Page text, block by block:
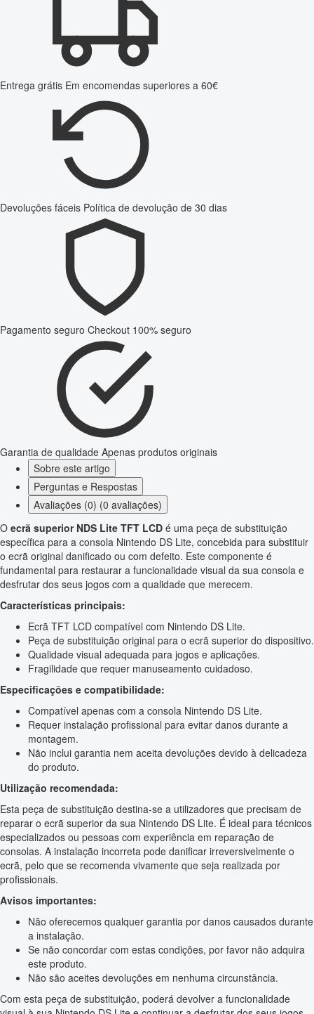
Entrega grátis Em encomendas superiores a 60€
Devoluções fáceis Política de devolução de 30 dias
Pagamento seguro Checkout 100% seguro
Garantia de qualidade Apenas produtos originais
Sobre este artigo
Perguntas e Respostas
Avaliações (0) (0 avaliações)
O ecrã superior NDS Lite TFT LCD é uma peça de substituição
específica para a consola Nintendo DS Lite, concebida para substituir
o ecrã original danificado ou com defeito. Este componente é
fundamental para restaurar a funcionalidade visual da sua consola e
desfrutar dos seus jogos com a qualidade que merecem.
Características principais:
Ecrã TFT LCD compatível com Nintendo DS Lite.
Peça de substituição original para o ecrã superior do dispositivo.
Qualidade visual adequada para jogos e aplicações.
Fragilidade que requer manuseamento cuidadoso.
Especificações e compatibilidade:
Compatível apenas com a consola Nintendo DS Lite.
Requer instalação profissional para evitar danos durante a
montagem.
Não inclui garantia nem aceita devoluções devido à delicadeza
do produto.
Utilização recomendada:
Esta peça de substituição destina-se a utilizadores que precisam de
reparar o ecrã superior da sua Nintendo DS Lite. É ideal para técnicos
especializados ou pessoas com experiência em reparação de
consolas. A instalação incorreta pode danificar irreversivelmente o
ecrã, pelo que se recomenda vivamente que seja realizada por
profissionais.
Avisos importantes:
Não oferecemos qualquer garantia por danos causados durante
a instalação.
Se não concordar com estas condições, por favor não adquira
este produto.
Não são aceites devoluções em nenhuma circunstância.
Com esta peça de substituição, poderá devolver a funcionalidade